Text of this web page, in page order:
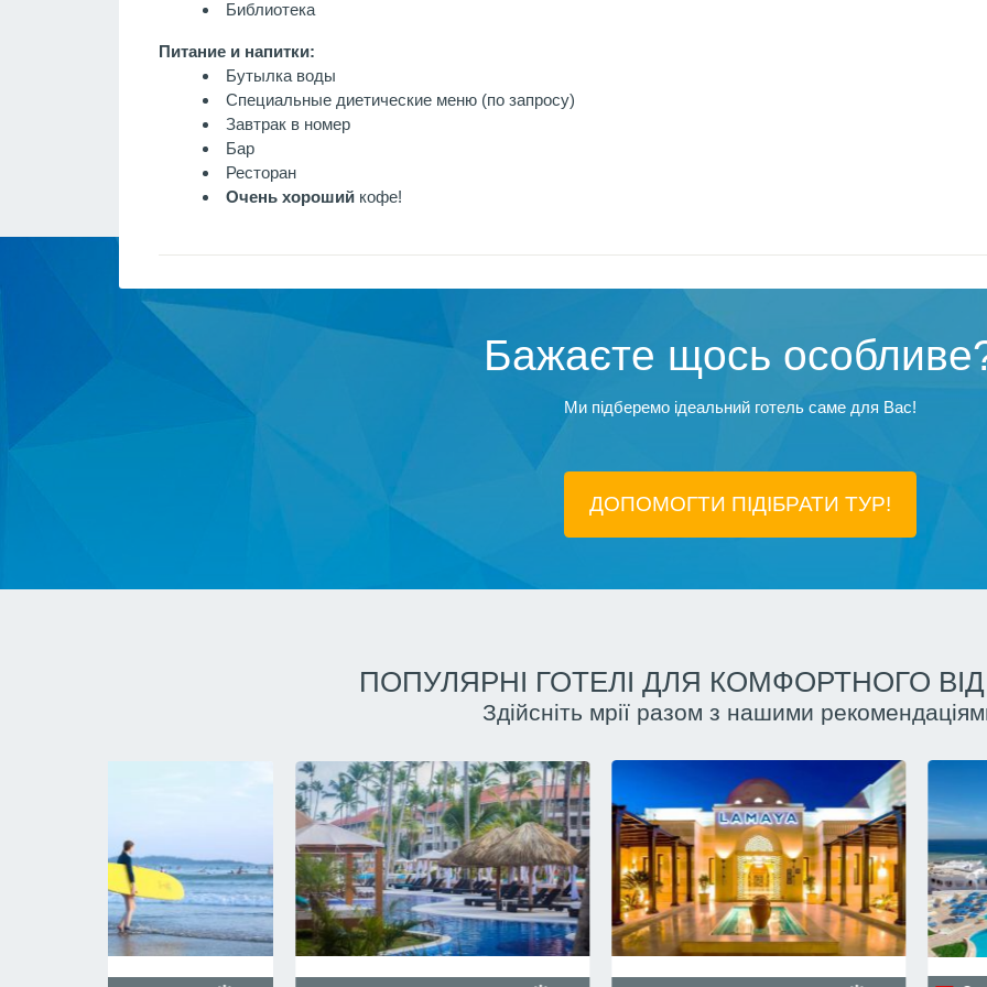
Библиотека
Питание и напитки:
Бутылка воды
Специальные диетические меню (по запросу)
Завтрак в номер
Бар
Ресторан
Очень хорошийкофе!
Бажаєте щось
Ми підберемо ідеальний готель саме для Вас!
ДОПОМОГТИ ПІДIБРАТИ ТУР!
ПОПУЛЯРНІ ГОТЕЛІ ДЛЯ КОМФОРТНОГО
Здійсніть мрії разом з нашими
Куба, Гавана